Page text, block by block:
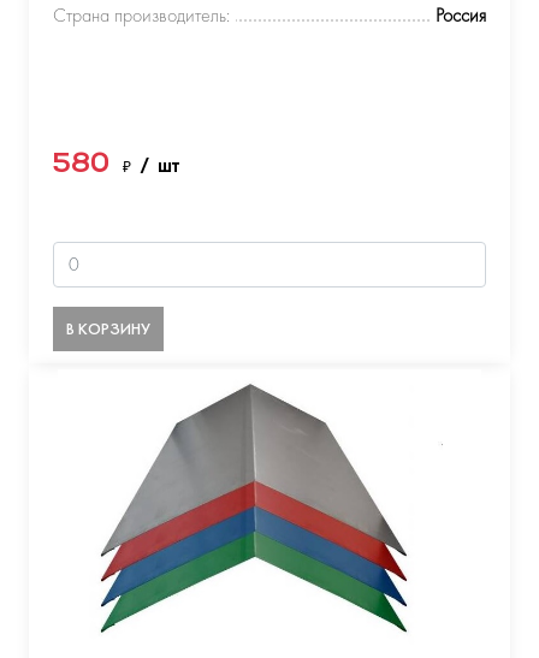
Страна производитель:
Россия
580 ₽ / шт
В КОРЗИНУ